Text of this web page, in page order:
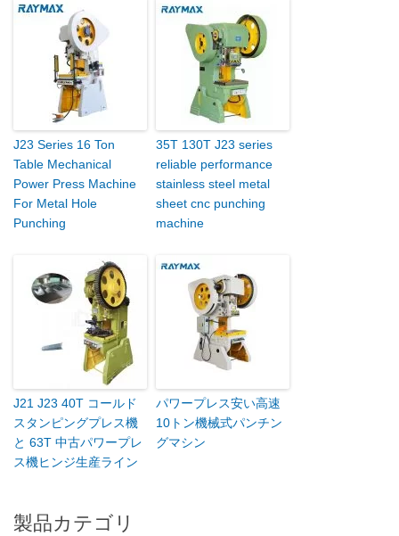
J23 Series 16 Ton
Table Mechanical
Power Press Machine
For Metal Hole
Punching
35T 130T J23 series
reliable performance
stainless steel metal
sheet cnc punching
machine
J21 J23 40T コールド
スタンピングプレス機
と 63T 中古パワープレ
ス機ヒンジ生産ライン
パワープレス安い高速
10トン機械式パンチン
グマシン
製品カテゴリ